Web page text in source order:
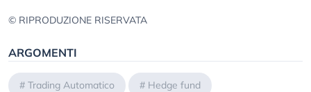
© RIPRODUZIONE RISERVATA
ARGOMENTI
# Trading Automatico # Hedge fund